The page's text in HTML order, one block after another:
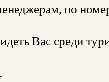
по
Вас среди